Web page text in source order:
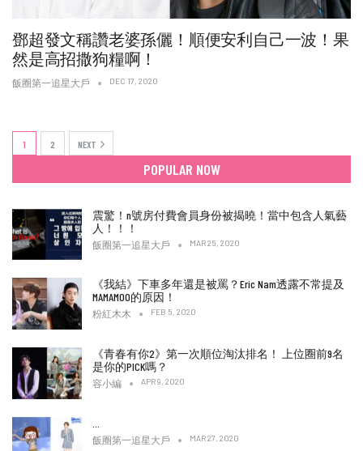
鄧超發文稱讚老婆孫儷！順便安利自己一波！果
然是高招撒狗糧啊！
飯圈第一追星大戶 DEC 17, 2020
1 2 NEXT
POPULAR NOW
震驚！n號房付費會員身份被揭曉！當中包含人氣藝
人！！！
飯圈第一追星大戶 MAR 25, 2020
《我結》下車多年還是被罵？Eric Nam透露不常提及
MAMAMOO的原因！
粉紅木木 FEB 5, 2020
《青春有你2》第一次順位淘汰排名！ 上位圈前9名
是你的PICK嗎？
容小編 APR 9, 2020
飯圈第一追星大戶 MAR 27, 2020